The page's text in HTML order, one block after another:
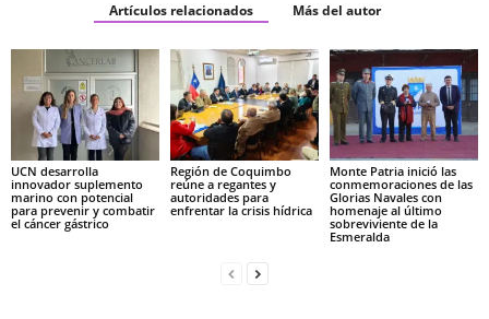
Artículos relacionados Más del autor
UCN desarrolla
innovador suplemento
marino con potencial
para prevenir y combatir
el cáncer gástrico
Región de Coquimbo
reúne a regantes y
autoridades para
enfrentar la crisis hídrica
Monte Patria inició las
conmemoraciones de las
Glorias Navales con
homenaje al último
sobreviviente de la
Esmeralda